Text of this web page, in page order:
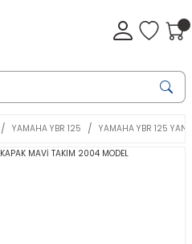
YAMAHA YBR 125 YAMAHA YBR 125 YAN